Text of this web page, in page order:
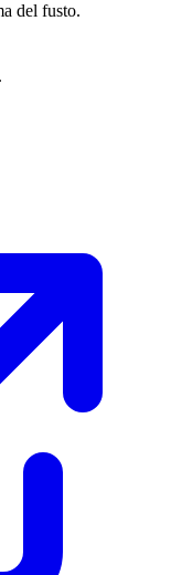
del fusto.